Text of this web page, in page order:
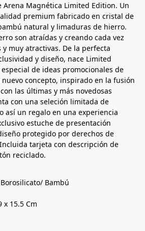
Arena Magnética Limited Edition. Un
premium fabricado en cristal de
natural y limaduras de hierro.
son atraídas y creando cada vez
muy atractivas. De la perfecta
y diseño, nace Limited
de ideas promocionales de
concepto, inspirado en la fusión
las últimas y más novedosas
con una seleción limitada de
así un regalo en una experiencia
estuche de presentación
protegido por derechos de
tarjeta con descripción de
reciclado.
Bambú
x 15.5 Cm